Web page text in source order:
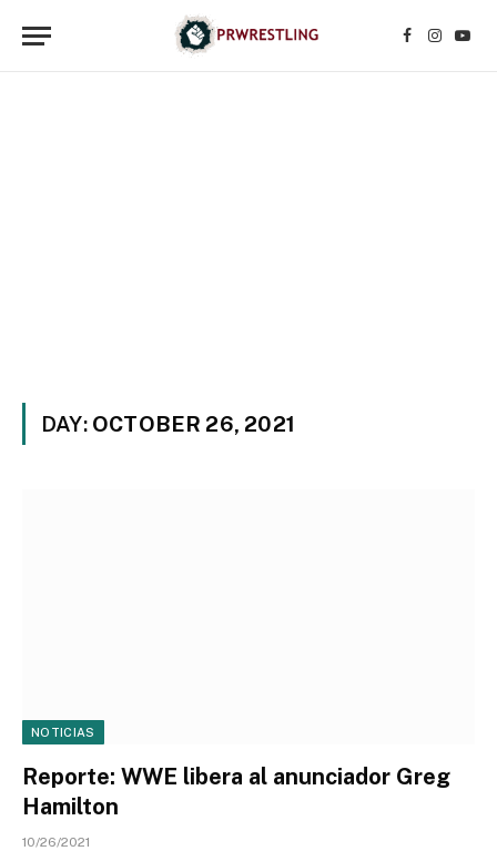
Facebook
DAY: OCTOBER 26, 2021
NOTICIAS
Reporte: WWE libera al anunciador Greg
Hamilton
10/26/2021